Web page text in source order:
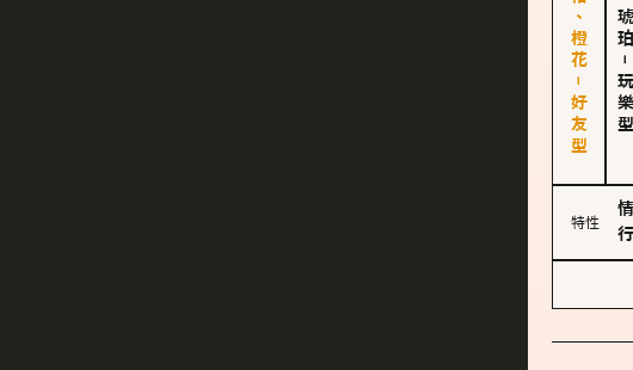
佛手柑、橙花－好友型 －
玩樂型
特性